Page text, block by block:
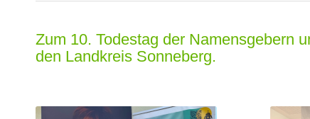
Zum 10. Todestag der Namensgebern
den Landkreis Sonneberg.